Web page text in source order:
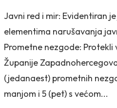
Javni red i mir: Evidentiran
elementima narušavanja
Prometne nezgode: Protekli
Županije
(jedanaest) prometnih
manjom i 5 (pet) s većom...